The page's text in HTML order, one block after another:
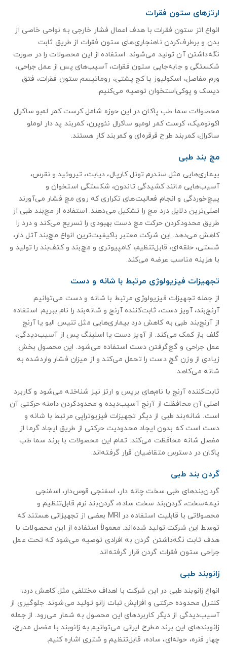
ارتزهای ستون فقرات
انواع اتز ستون فقرات با هدف اعمال فشار خارجی به نواحی خاصی از
بدن و برطرف‌کردن ناهنجاری‌های ستون فقرات از طریق ثابت
نگه‌داشتن آن تولید می‌شوند. استفاده از این محصولات را در صورت
شکستگی و جابه‌جایی ستون فقرات، آسیب‌های پس از عمل جراحی،
ورم مفاصل، اسکولیوز یا کج پشتی، روماتیسم ستون فقرات، فتق
دیسک و پوکی‌استخوان توصیه می‌کنیم.
محصولات سما طب پاکان در این حوزه شامل کرست کمر لمبو ساکرال
اکونومیک، کرست کمر لومبو ساکرال نئوپرن، کمربند پد دار لوملو
ساکرال، کمربند طرح قرقره‌ای و کمربند کار هستند.
مچ‌ بند طبی
بیماری‌هایی مثل سندرم تونل کارپال، دیابت، تیروئید و نقرس،
آسیب‌هایی مانند کشیدگی تاندون، شکستگی استخوان و
پیچ‌خوردگی و انجام فعالیت‌های تکراری که روی مچ فشار می‌آورند
اصلی‌ترین دلایل درد مچ را تشکیل می‌دهند. استفاده از مچ‌بند طبی از
طریق محدودکردن حرکت مچ دست بهبودی را تسریع می‌کند و درد را
کاهش می‌دهد. این شرکت معتبر باکیفیت‌ترین انواع مچ‌بند آتل دار،
شستی، حلقه‌ای، قابل‌تنظیم، کامپیوتری و مچ‌بند و کتف‌بند را تولید و
با هزینه مناسب عرضه می‌کند.
تجهیزات فیزیولوژی مرتبط با شانه و دست
از جمله تجهیزات فیزیولوژی مرتبط با شانه و دست می‌توانیم
آرنج‌بند، آویز دست، ثابت‌کننده آرنج و شانه‌بند را نام ببریم. استفاده
از آرنج‌بند طبی به کاهش درد بیماری‌هایی مثل تنیس البو یا آرنج
گلف باز کمک می‌کند. از آویز دست یا اسلینگ پس از آسیب‌دیدگی،
عمل جراحی و گچ‌گرفتن دست استفاده می‌شود. این محصول بخش
زیادی از وزن گچ دست را تحمل می‌کند و از میزان فشار واردشده به
شانه می‌کاهد.
ثابت‌کننده آرنج با نام‌های بریس و ارتز نیز شناخته می‌شود و کاربرد
اصلی آن محافظت از آرنج آسیب‌دیده و محدودکردن دامنه حرکتی آن
است. شانه‌بند طبی از دیگر تجهیزات فیزیوتراپی مرتبط با شانه و
دست است که بدون ایجاد محدودیت حرکتی از طریق ایجاد گرما از
مفصل شانه محافظت می‌کند. تمام این محصولات با برند سما طب
پاکان در دسترس متقاضیان قرار گرفته‌اند.
گردن‌ بند طبی
گردن‌بندهای طبی سخت چانه دار، اسفنجی قوس‌دار، اسفنجی
نیمه‌سخت، گردن‌بند سخت ساده، گردن‌بند نرم قابل‌تنظیم و
محصولاتی با قابلیت استفاده در MRI بعضی از تجهیزاتی هستند که
توسط این شرکت تولید شده‌اند. معمولاً استفاده از این محصولات با
هدف ثابت نگه‌داشتن گردن به افرادی توصیه می‌شود که تحت عمل
جراحی ستون فقرات گردن قرار گرفته‌اند.
زانوبند طبی
انواع زانوبند طبی در این شرکت با اهداف مختلفی مثل کاهش درد،
کنترل محدوده حرکتی و افزایش ثبات زانو تولید می‌شوند. جلوگیری از
آسیب‌دیدگی از دیگر کاربردهای این محصول به شمار می‌رود. از جمله
زانوبندهای این برند مطرح ایرانی می‌توانیم به زانوبند با مفصل مدرج،
چهار فنره، حوله‌ای، ساده، قابل‌تنظیم و شتری اشاره کنیم.